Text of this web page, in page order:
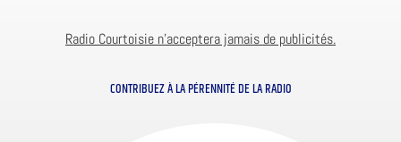
Radio Courtoisie n’acceptera jamais de publicités.
CONTRIBUEZ À LA PÉRENNITÉ DE LA RADIO